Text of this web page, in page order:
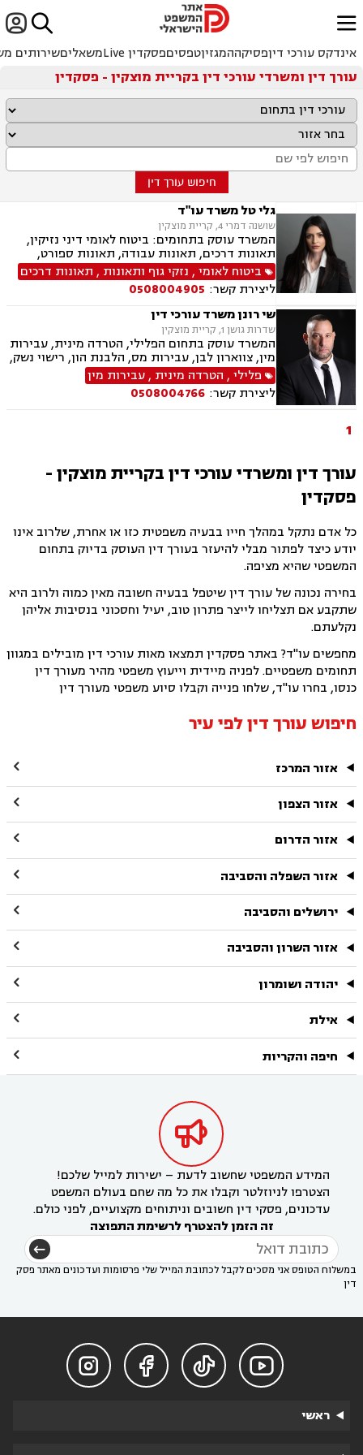

ﱐ
אינדקס עורכי דיןפסיקההמגזיןטפסיםפסקדין Live משאליםשירותים
עורך דין ומשרדי עורכי דין בקריית מוצקין - פסקדין
חיפוש עורך דין
גלי טל משרד עו"ד
שושנה דמרי 4, קריית מוצקין
המשרד עוסק בתחומים: ביטוח לאומי דיני נזיקין,
תאונות דרכים, תאונות עבודה, תאונות ספורט,
בריאות הנפש אובדן כושר עבודה, תאונות תלמידים,
תאונות עקב רשלנות, צבא ומשרד הביטחון.
ביטוח לאומי, נזקי גוף ותאונות , תאונות דרכים
ליצירת קשר: 0508004905
שי רונן משרד עורכי דין
שדרות גושן 1, קריית מוצקין
המשרד עוסק בתחום הפלילי, הטרדה מינית, עבירות
מין, צווארון לבן, עבירות מס, הלבנת הון, רישוי נשק,
ייצוג קטינים, אלימות במשפחה, עבירות סמים, ועדת
שחרורים, עבירות סייבר, סירוב ויזה לארה"ב, מחיקת
רישום פלילי הסגרה ופשיעה בינלאומית, נפגעי
עבירה.
פלילי, הטרדה מינית ,עבירות מין
ליצירת קשר: 0508004766
1
עורך דין ומשרדי עורכי דין בקריית מוצקין -
פסקדין
כל אדם נתקל במהלך חייו בבעיה משפטית כזו או אחרת, שלרוב אינו
יודע כיצד לפתור מבלי להיעזר בעורך דין העוסק בדיוק בתחום
המשפטי שהיא מציפה.
בחירה נכונה של עורך דין שיטפל בבעיה חשובה מאין כמוה ולרוב היא
שתקבע אם תצליחו לייצר פתרון טוב, יעיל וחסכוני בנסיבות אליהן
נקלעתם.
מחפשים עו"ד? באתר פסקדין תמצאו מאות עורכי דין מובילים במגוון
תחומים משפטיים. לפניה מיידית וייעוץ משפטי מהיר מעורך דין
כנסו, בחרו עו"ד, שלחו פנייה וקבלו סיוע משפטי מעורך דין
חיפוש עורך דין לפי עיר
אזור המרכז 
אזור הצפון 
אזור הדרום 
אזור השפלה והסביבה 
ירושלים והסביבה 
אזור השרון והסביבה 
יהודה ושומרון 
אילת 
חיפה והקריות 

המידע המשפטי שחשוב לדעת – ישירות למייל שלכם!
הצטרפו לניוזלטר וקבלו את כל מה שחם בעולם המשפט
עדכונים, פסקי דין חשובים וניתוחים מקצועיים, לפני כולם.
זה הזמן להצטרף לרשימת התפוצה
במשלוח הטופס אני מסכים לקבל לכתובת המייל שלי פרסומות ועדכונים מאתר פסק
דין




ראשי